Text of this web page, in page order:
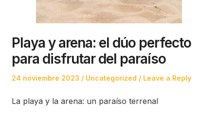
Playa y arena: el dúo perfecto
para disfrutar del paraíso
Posted
24 noviembre 2023
Posted
Uncategorized Leave a Reply
La playa y la arena: un paraíso terrenal